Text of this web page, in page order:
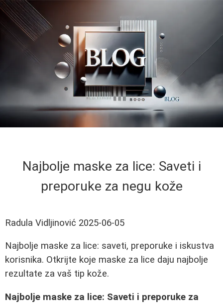
Najbolje maske za lice: Saveti i
preporuke za negu kože
Radula Vidljinović 2025-06-05
Najbolje maske za lice: saveti, preporuke i iskustva
korisnika. Otkrijte koje maske za lice daju najbolje
rezultate za vaš tip kože.
Najbolje maske za lice: Saveti i preporuke za